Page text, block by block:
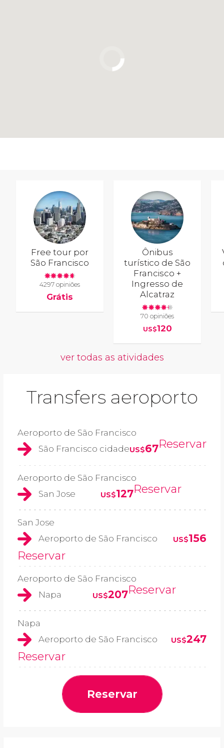
Free tour por
São Francisco
4297 opiniões
Grátis
Ônibus
turístico de São
Francisco +
Ingresso de
Alcatraz
70 opiniões
US$120
ver todas as atividades
Transfers aeroporto
Aeroporto de São Francisco
São Francisco cidadeUS$67Reservar
Aeroporto de São Francisco
San Jose
US$127Reservar
San Jose
Aeroporto de São Francisco
US$156
Reservar
Aeroporto de São Francisco
Napa
US$207Reservar
Napa
Aeroporto de São Francisco
US$247
Reservar
Reservar